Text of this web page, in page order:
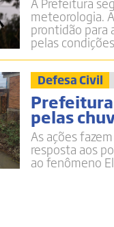
meteorologia.
prontidão para
pelas
Defesa Civil
pelas
As ações
resposta aos
ao fenômeno